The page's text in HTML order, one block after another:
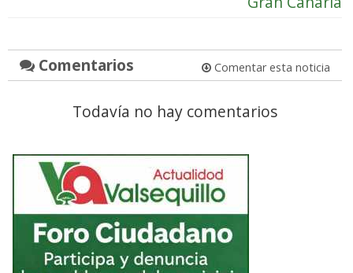
Comentarios Comentar esta noticia
Todavía no hay comentarios